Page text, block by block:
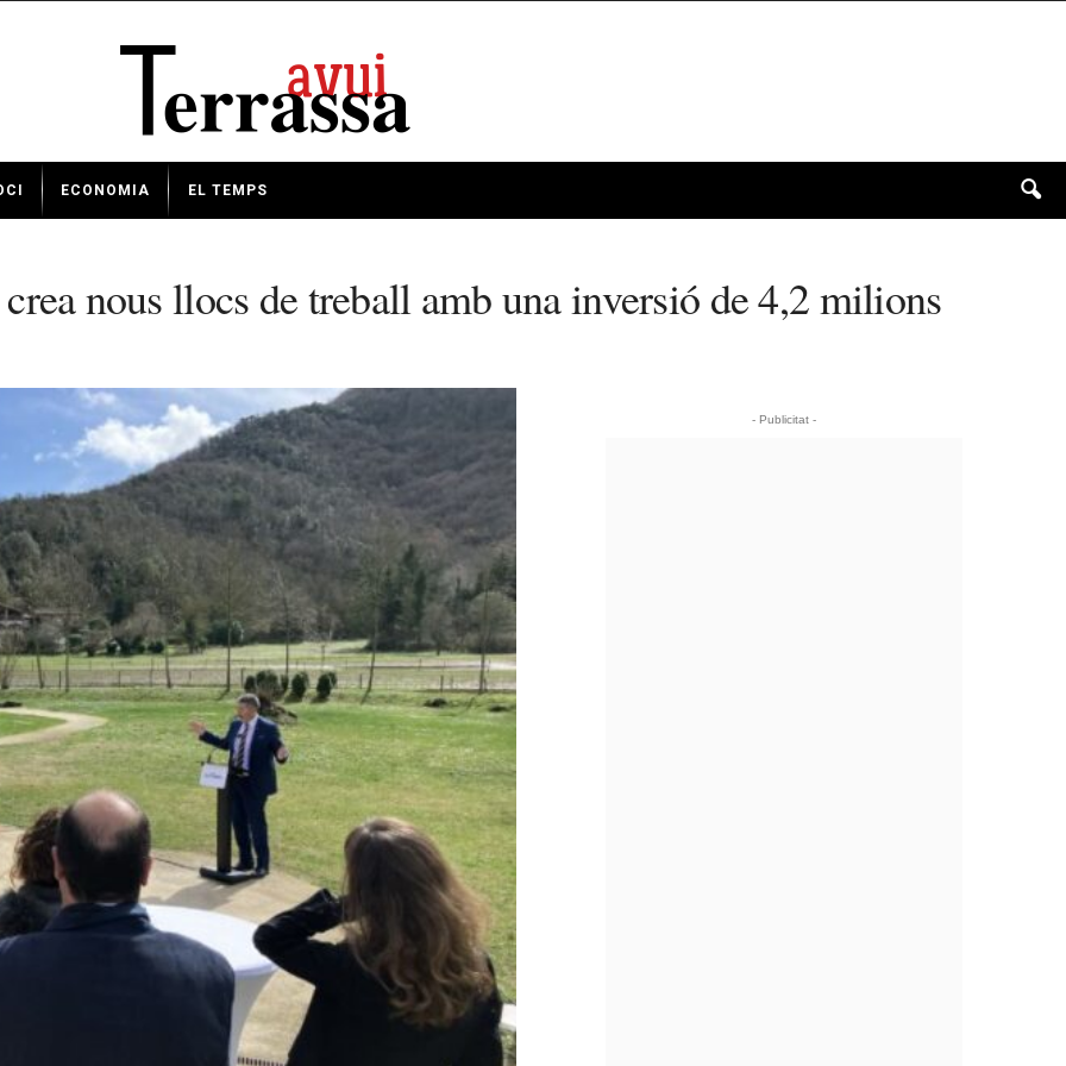
ECONOMIA EL TEMPS
nous llocs de treball amb una inversió de 4,2 milions
- Publicitat -